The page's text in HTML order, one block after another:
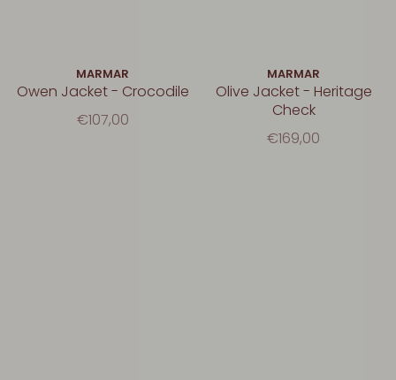
MARMAR
Owen Jacket - Crocodile
€107,00
MARMAR
Olive Jacket - Heritage
Check
€169,00